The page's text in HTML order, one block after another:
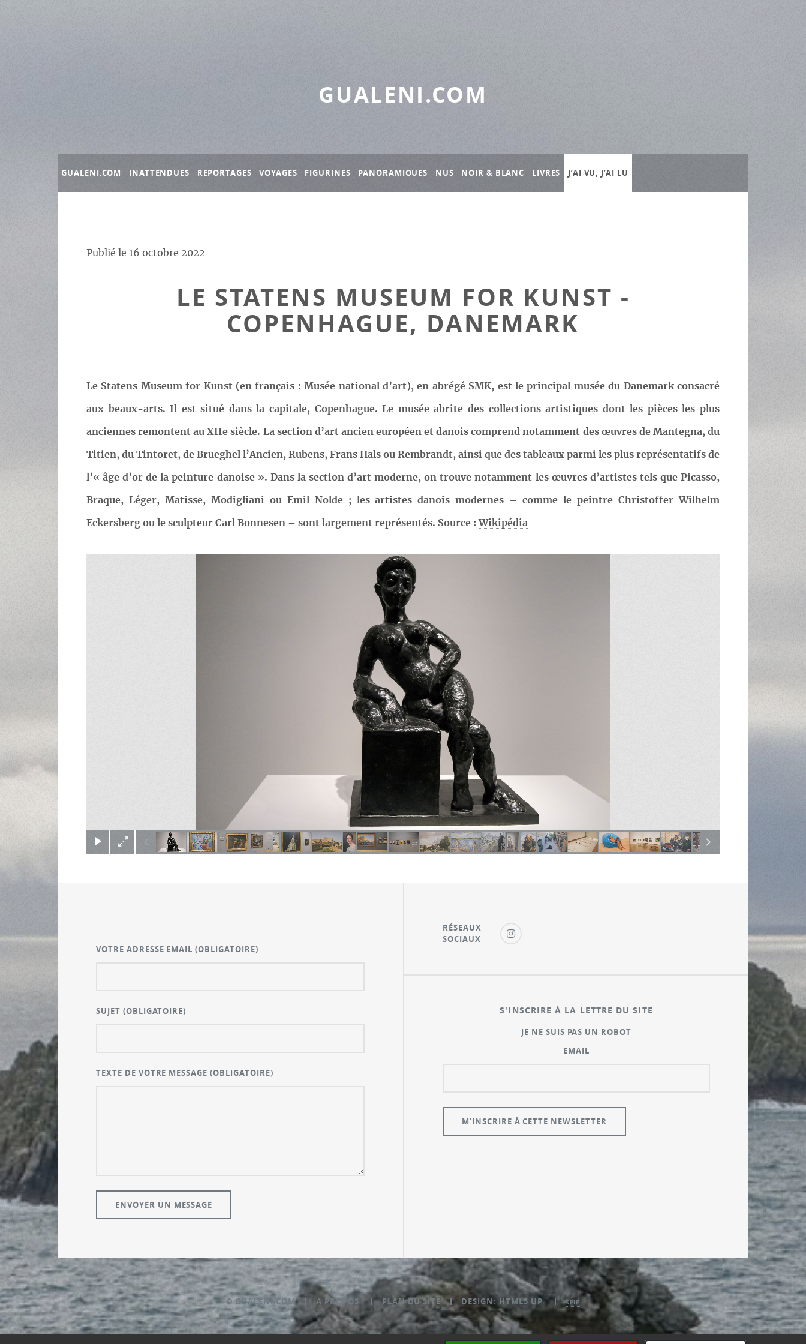
GUALENI.COM
GUALENI.COM INATTENDUES REPORTAGES VOYAGES FIGURINES PANORAMIQUES NUS NOIR & BLANC LIVRES J’AI VU, J’AI LU
Publié le 16 octobre 2022
LE STATENS MUSEUM FOR KUNST -
COPENHAGUE, DANEMARK
Le Statens Museum for Kunst (en français : Musée national d’art), en abrégé SMK, est le principal musée du Danemark consacré
aux beaux-arts. Il est situé dans la capitale, Copenhague. Le musée abrite des collections artistiques dont les pièces les plus
anciennes remontent au XIIe siècle. La section d’art ancien européen et danois comprend notamment des œuvres de Mantegna, du
Titien, du Tintoret, de Brueghel l’Ancien, Rubens, Frans Hals ou Rembrandt, ainsi que des tableaux parmi les plus représentatifs de
l’« âge d’or de la peinture danoise ». Dans la section d’art moderne, on trouve notamment les œuvres d’artistes tels que Picasso,
Braque, Léger, Matisse, Modigliani ou Emil Nolde ; les artistes danois modernes – comme le peintre Christoffer Wilhelm
Eckersberg ou le sculpteur Carl Bonnesen – sont largement représentés. Source : Wikipédia
(c) Didier Gualeni
VOTRE ADRESSE EMAIL(OBLIGATOIRE)
SUJET (OBLIGATOIRE)
TEXTE DE VOTRE MESSAGE(OBLIGATOIRE)
RÉSEAUX
SOCIAUX
S'INSCRIRE À LA LETTRE DU SITE
JE NE SUIS PAS UN ROBOT
EMAIL
© GUALENI.COM A PROPOS PLAN DU SITE DESIGN:HTML5 UP SPIP